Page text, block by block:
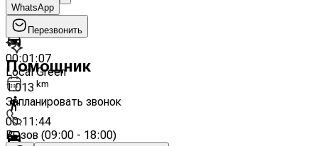
00:10:18
00:01:07
Local Green
1.013 km
00:11:44
WhatsApp
Перезвонить
Помощник
Запланировать звонок
Вызов (09:00 - 18:00)